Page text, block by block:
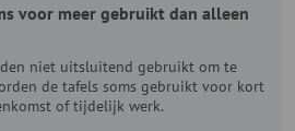
voor meer gebruikt dan alleen
niet uitsluitend gebruikt om te
de tafels soms gebruikt voor kort
of tijdelijk werk.